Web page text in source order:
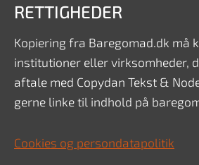
RETTIGHEDER
Kopiering fra Baregomad.dk må
institutioner eller virksomheder,
aftale med Copydan Tekst &
gerne linke til indhold på
Cookies og persondatapolitik